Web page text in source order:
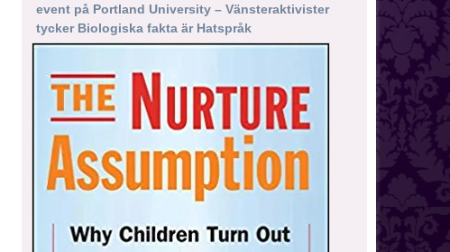
event på Portland University – Vänsteraktivister
tycker Biologiska fakta är Hatspråk